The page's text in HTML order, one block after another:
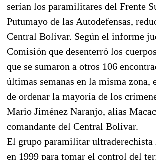
serían los paramilitares del Frente
Putumayo de las Autodefensas,
Central Bolívar. Según el informe
Comisión que desenterró los
que se sumaron a otros 106
últimas semanas en la misma zona,
de ordenar la mayoría de los
Mario Jiménez Naranjo, alias
comandante del Central Bolívar.
El grupo paramilitar ultraderechista
en 1999 para tomar el control del